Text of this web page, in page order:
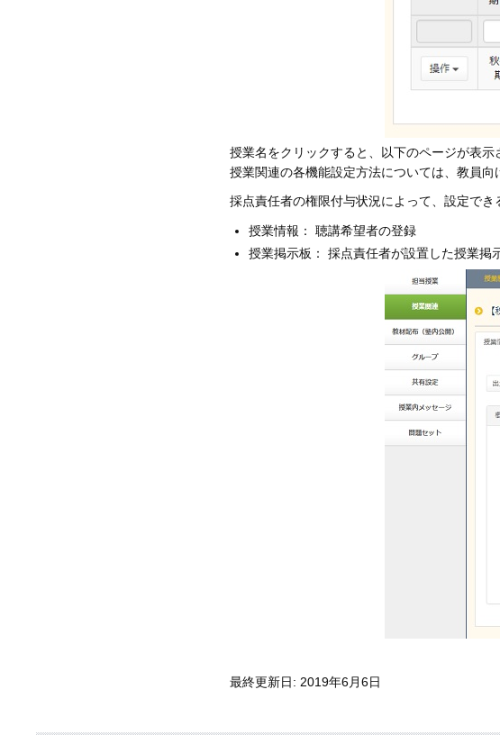
授業名をクリックすると、以下のページが表示
授業関連の各機能設定方法については、教員
採点責任者の権限付与状況によって、設定で
授業情報： 聴講希望者の登録
授業掲示板： 採点責任者が設置した授業掲
最終更新日: 2019年6月6日